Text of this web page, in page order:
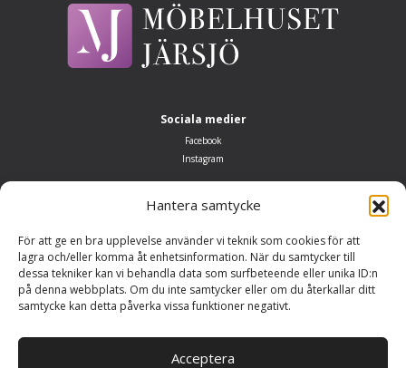
Hantera samtycke
För att ge en bra upplevelse använder vi teknik som cookies för att
lagra och/eller komma åt enhetsinformation. När du samtycker till
dessa tekniker kan vi behandla data som surfbeteende eller unika ID:n
på denna webbplats. Om du inte samtycker eller om du återkallar ditt
samtycke kan detta påverka vissa funktioner negativt.
Acceptera
Sociala medier
Facebook
Instagram
Måndag–fredag 10.00–18.00
Söndag: Stängt
Adress
Möbelhuset Järsjö
692 93 Kumla